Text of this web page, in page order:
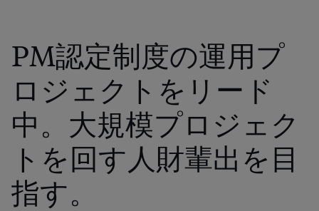
PM認定制度の運用プ
ロジェクトをリード
中。大規模プロジェク
トを回す人財輩出を目
指す。